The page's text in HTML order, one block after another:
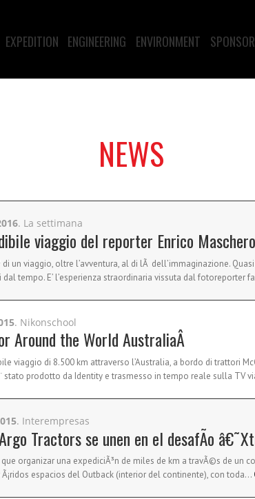
EXPEDITION ENGINEERING ENVIRONMENT SPONSOR
NEWS
. La settimana
viaggio del reporter Enrico
di un viaggio, oltre l’avventura, al di lÃ dell’immaginazione.
tempo. E’ l’esperienza straordinaria vissuta dal fotoreporter
. Nikonschool
Around the World AustraliaÂ
viaggio di 8.500 km attraverso l’Australia, a bordo di trattori
stato prodotto da Identity e trasmesso in tempo reale sulla TV
. Interempresas
Tractors se unen en el desafÃ­o
que organizar una expediciÃ³n de miles de km a travÃ©s de un
Ã¡ridos espacios del Outback (interior del continente), con toda…